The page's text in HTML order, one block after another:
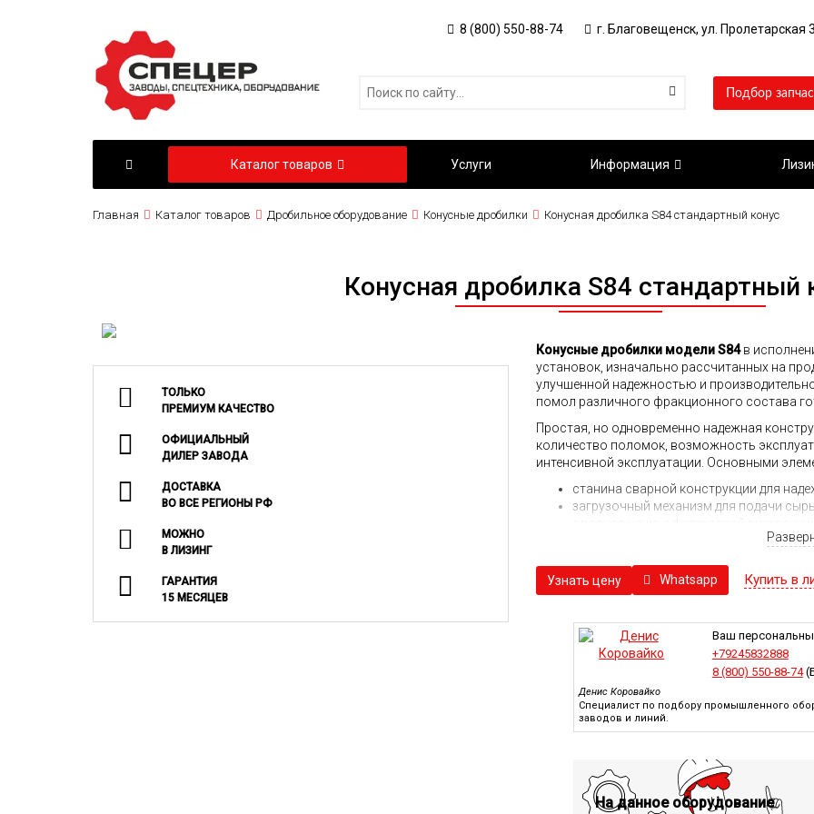
8 (800) 550-88-74 г. Благовещенск, ул. Пролетарская
Подбор
Каталог товаров Услуги Информация
Главная Каталог товаров Дробильное оборудование Конусные дробилки Конусная дробилка S84 стандартный конус
Конусная дробилка S84 стандартный
ТОЛЬКО
ПРЕМИУМ КАЧЕСТВО
ОФИЦИАЛЬНЫЙ
ДИЛЕР ЗАВОДА
ДОСТАВКА
ВО ВСЕ РЕГИОНЫ РФ
МОЖНО
В ЛИЗИНГ
ГАРАНТИЯ
15 МЕСЯЦЕВ
Конусные дробилки модели S84в
установок, изначально рассчитанных на
улучшенной надежностью и
помол различного фракционного состава
Простая, но одновременно надежная
количество поломок, возможность
интенсивной эксплуатации. Основными
станина сварной конструкции для
загрузочный механизм для подачи
опорная чаша с футеровкой
электродвигатель с приводными
внутренний (подвижный) и внешний
регулировочное кольцо для
система смазки подвижных, трущихся
система управления со средствами
Гидравлика в дробилках S84 обеспечивает
остановки процесса дробления
поддающихся разрушению.
В большинстве случаев подобные дробилки,
транспортерами и другими элементами и
Особенности дробилки S84:
Узнать цену Whatsapp Купить в
Ваш
+79245832888
8 (800) 550-88-74
Денис Коровайко
Специалист по подбору промышленного
заводов и линий.
На данное оборудование